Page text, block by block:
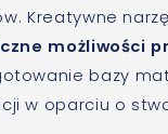
Kreatywne
możliwości
bazy
w oparciu o